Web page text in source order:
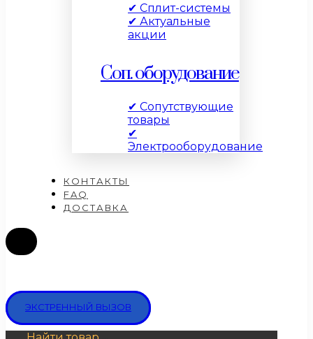
✔ Сплит-системы
✔ Актуальные
акции
Соп. оборудование
✔ Сопутствующие
товары
✔
Электрооборудование
КОНТАКТЫ
FAQ
ДОСТАВКА
ЭКСТРЕННЫЙ ВЫЗОВ